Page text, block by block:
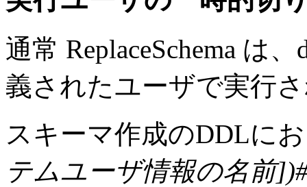
通常 ReplaceSchema は
義されたユーザで実行
スキーマ作成のDDLに
テムユーザ情報の名前